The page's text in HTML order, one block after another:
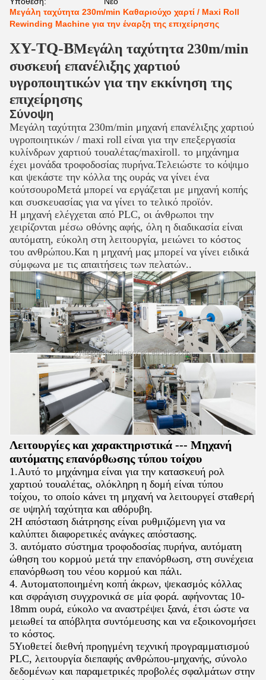
Μεγάλη ταχύτητα 230m/min Καθαριούχο χαρτί / Maxi Roll
Rewinding Machine για την έναρξη της επιχείρησης
XY-TQ-BΜεγάλη ταχύτητα 230m/min
συσκευή επανέλιξης χαρτιού
υγροποιητικών για την εκκίνηση της
επιχείρησης
Σύνοψη
Μεγάλη ταχύτητα 230m/min μηχανή επανέλιξης χαρτιού
υγροποιητικών / maxi roll είναι για την επεξεργασία
κυλίνδρων χαρτιού τουαλέτας/maxiroll. το μηχάνημα
έχει μονάδα τροφοδοσίας πυρήνα.Τελειώστε το κόψιμο
και ψεκάστε την κόλλα της ουράς να γίνει ένα
κούτσουροΜετά μπορεί να εργάζεται με μηχανή κοπής
και συσκευασίας για να γίνει το τελικό προϊόν.
Η μηχανή ελέγχεται από PLC, οι άνθρωποι την
χειρίζονται μέσω οθόνης αφής, όλη η διαδικασία είναι
αυτόματη, εύκολη στη λειτουργία, μειώνει το κόστος
του ανθρώπου.Και η μηχανή μας μπορεί να γίνει ειδικά
σύμφωνα με τις απαιτήσεις των πελατών..
Λειτουργίες και χαρακτηριστικά --- Μηχανή
αυτόματης επανόρθωσης τύπου τοίχου
1.Αυτό το μηχάνημα είναι για την κατασκευή ρολ
χαρτιού τουαλέτας, ολόκληρη η δομή είναι τύπου
τοίχου, το οποίο κάνει τη μηχανή να λειτουργεί σταθερή
σε υψηλή ταχύτητα και αθόρυβη.
2Η απόσταση διάτρησης είναι ρυθμιζόμενη για να
καλύπτει διαφορετικές ανάγκες απόστασης.
3. αυτόματο σύστημα τροφοδοσίας πυρήνα, αυτόματη
ώθηση του κορμού μετά την επανόρθωση, στη συνέχεια
επανόρθωση του νέου κορμού και πάλι.
4. Αυτοματοποιημένη κοπή άκρων, ψεκασμός κόλλας
και σφράγιση συγχρονικά σε μία φορά. αφήνοντας 10-
18mm ουρά, εύκολο να αναστρέψει ξανά, έτσι ώστε να
μειωθεί τα απόβλητα συντόμευσης και να εξοικονομήσει
το κόστος.
5Υιοθετεί διεθνή προηγμένη τεχνική προγραμματισμού
PLC, λειτουργία διεπαφής ανθρώπου-μηχανής, σύνολο
δεδομένων και παραμετρικές προβολές σφαλμάτων στην